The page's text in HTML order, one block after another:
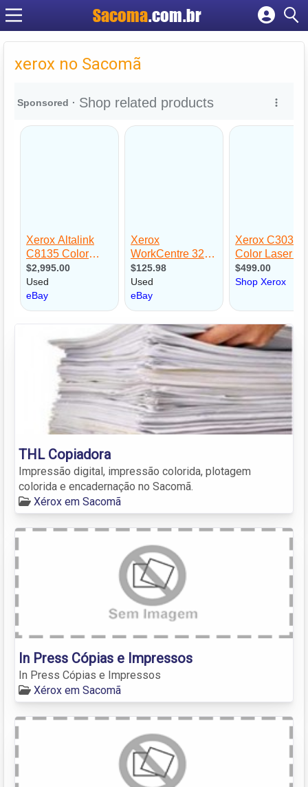
Sacoma.com.br
Cadastrar empresa
Criar conta
xerox no Sacomã
THL Copiadora
Impressão digital, impressão colorida, plotagem
colorida e encadernação no Sacomã.
Xérox em Sacomã
In Press Cópias e Impressos
In Press Cópias e Impressos
Xérox em Sacomã